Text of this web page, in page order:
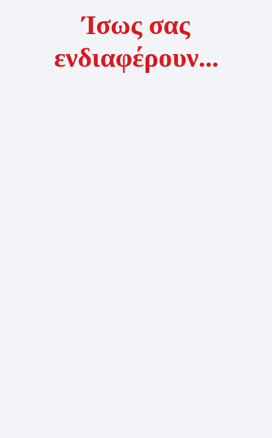
Ίσως σας
ενδιαφέρουν...